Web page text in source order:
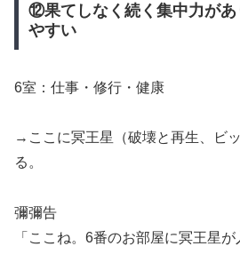
⑫果てしなく続く集中力があ
やすい
6室：仕事・修行・健康
→ここに冥王星（破壊と再生、ビ
る。
彌彌告
「ここね。6番のお部屋に冥王星が